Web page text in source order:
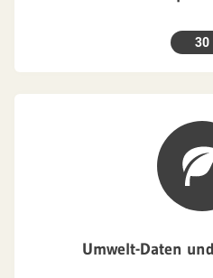
30
Umwelt-Daten